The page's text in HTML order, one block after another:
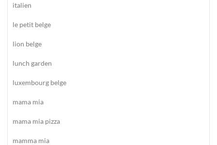
italien
le petit belge
lion belge
lunch garden
luxembourg belge
mama mia
mama mia pizza
mamma mia